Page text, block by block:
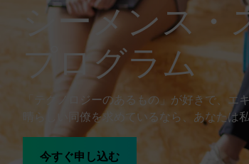
シーメンス
プログラム
「テクノロジーのあるもの」が好きで、
晴らしい同僚を求めているなら、あなたは
今すぐ申し込む